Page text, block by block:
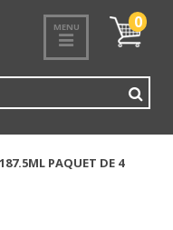
MENU
Mon
panier
0
PAQUET DE 4